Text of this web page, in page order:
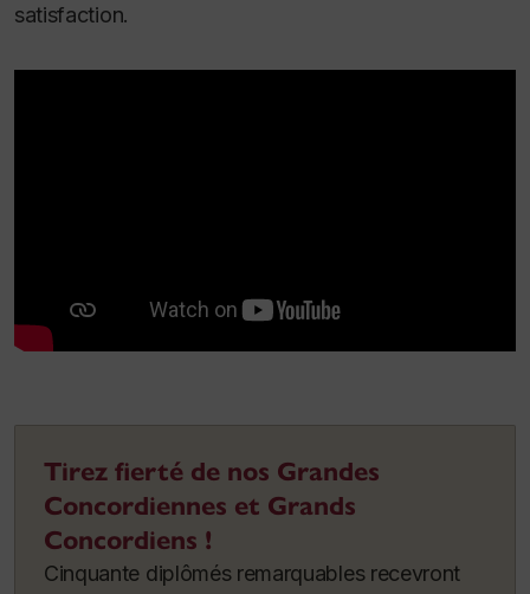
satisfaction.
Tirez fierté de nos Grandes
Concordiennes et Grands
Concordiens !
Cinquante diplômés remarquables recevront